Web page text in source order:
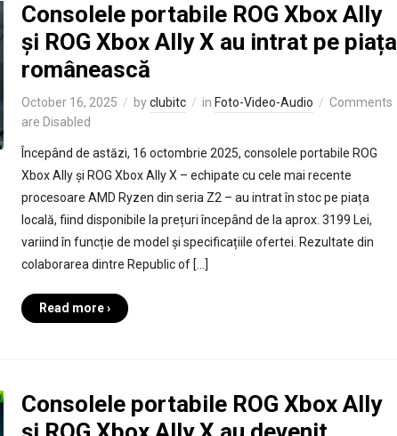
Consolele portabile ROG Xbox Ally
și ROG Xbox Ally X au intrat pe piața
românească
October 16, 2025 byclubitc in Foto-Video-Audio
Comments
are Disabled
Începând de astăzi, 16 octombrie 2025, consolele portabile ROG
Xbox Ally și ROG Xbox Ally X – echipate cu cele mai recente
procesoare AMD Ryzen din seria Z2 – au intrat în stoc pe piața
locală, fiind disponibile la prețuri începând de la aprox. 3199 Lei,
variind în funcție de model și specificațiile ofertei. Rezultate din
colaborarea dintre Republic of […]
Read more ›
Consolele portabile ROG Xbox Ally